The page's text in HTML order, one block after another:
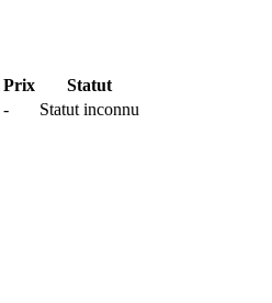
Prix
Statut
- Statut inconnu